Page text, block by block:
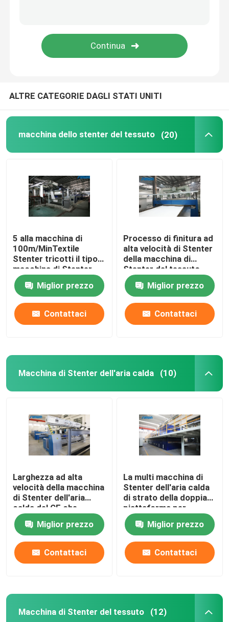
Rilassi la macchina più asciutta
ALTRE CATEGORIE DAGLI STATI UNITI
macchina dello stenter del tessuto (20)
5 alla macchina di
100m/MinTextile
Stenter tricotti il tipo
macchina di Stenter
dell'aria calda del
vaporeMiglior prezzo
Contattaci
Processo di finitura ad
alta velocità di Stenter
della macchina di
Stenter del tessuto
dell'olio termico del
poliestereMiglior prezzo
Contattaci
Macchina di Stenter dell'aria calda (10)
Larghezza ad alta
velocità della macchina
di Stenter dell'aria
calda del CE che
tricotta tessuto che
finisce 2400mm
Miglior prezzo
Contattaci
La multi macchina di
Stenter dell'aria calda
di strato della doppia
piattaforma per
tricotta i tessuti
Miglior prezzo
Contattaci
Macchina di Stenter del tessuto (12)